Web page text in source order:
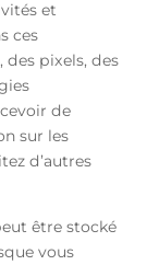
et
ces
pixels, des
de
sur les
d’autres
être stocké
vous